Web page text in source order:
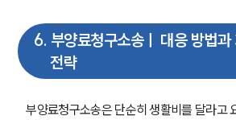
6. 부양료청구소송ㅣ 대응 방법과
전략
부양료청구소송은 단순히 생활비를 달라고